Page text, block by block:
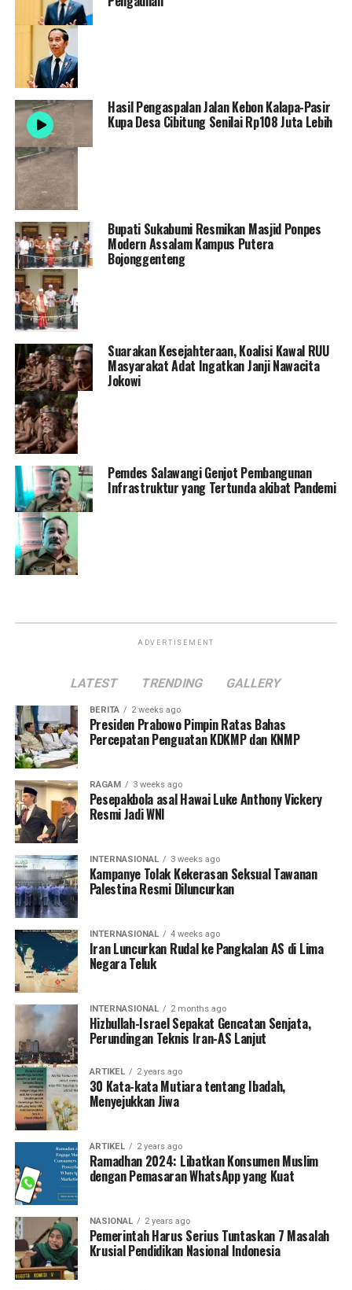
Hasil Pengaspalan Jalan Kebon Kalapa-Pasir
Kupa Desa Cibitung Senilai Rp108 Juta Lebih
Bupati Sukabumi Resmikan Masjid Ponpes
Modern Assalam Kampus Putera
Bojonggenteng
Suarakan Kesejahteraan, Koalisi Kawal RUU
Masyarakat Adat Ingatkan Janji Nawacita
Jokowi
Pemdes Salawangi Genjot Pembangunan
Infrastruktur yang Tertunda akibat Pandemi
ADVERTISEMENT
LATEST TRENDING GALLERY
BERITA 2 weeks ago
Presiden Prabowo Pimpin Ratas Bahas
Percepatan Penguatan KDKMP dan KNMP
RAGAM 3 weeks ago
Pesepakbola asal Hawai Luke Anthony Vickery
Resmi Jadi WNI
INTERNASIONAL 3 weeks ago
Kampanye Tolak Kekerasan Seksual Tawanan
Palestina Resmi Diluncurkan
INTERNASIONAL 4 weeks ago
Iran Luncurkan Rudal ke Pangkalan AS di Lima
Negara Teluk
INTERNASIONAL 2 months ago
Hizbullah-Israel Sepakat Gencatan Senjata,
Perundingan Teknis Iran-AS Lanjut
ARTIKEL 2 years ago
30 Kata-kata Mutiara tentang Ibadah,
Menyejukkan Jiwa
ARTIKEL 2 years ago
Ramadhan 2024: Libatkan Konsumen Muslim
dengan Pemasaran WhatsApp yang Kuat
NASIONAL 2 years ago
Pemerintah Harus Serius Tuntaskan 7 Masalah
Krusial Pendidikan Nasional Indonesia